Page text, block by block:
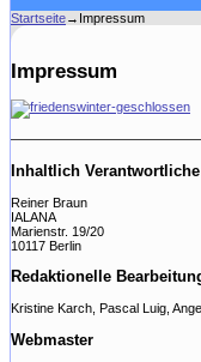
Startseite→ Impressum
Impressum
Inhaltlich
Reiner Braun
IALANA
Marienstr. 19/20
10117 Berlin
Redaktionelle
Kristine Karch, Pascal Luig,
Webmaster